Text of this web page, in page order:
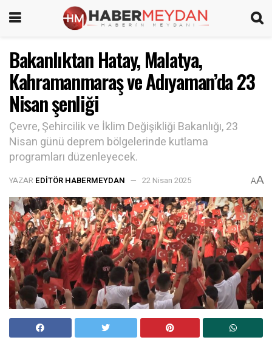
Bakanlıktan Hatay, Malatya,
Kahramanmaraş ve Adıyaman’da 23
Nisan şenliği
Çevre, Şehircilik ve İklim Değişikliği Bakanlığı, 23
Nisan günü deprem bölgelerinde kutlama
programları düzenleyecek.
YAZAR EDITÖR HABERMEYDAN 22 Nisan 2025 AA